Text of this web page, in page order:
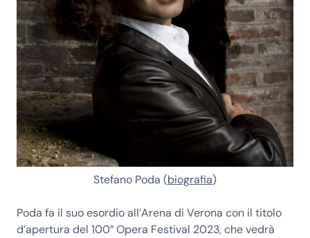
Stefano Poda (biografia)
Poda fa il suo esordio all’Arena di Verona con il titolo
d’apertura del 100° Opera Festival 2023, che vedrà